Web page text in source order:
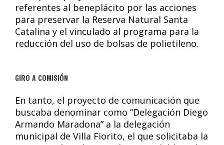
referentes al beneplácito por las acciones
para preservar la Reserva Natural Santa
Catalina y el vinculado al programa para la
reducción del uso de bolsas de polietileno.
GIRO A COMISIÓN
En tanto, el proyecto de comunicación que
buscaba denominar como “Delegación Diego
Armando Maradona” a la delegación
municipal de Villa Fiorito, el que solicitaba la